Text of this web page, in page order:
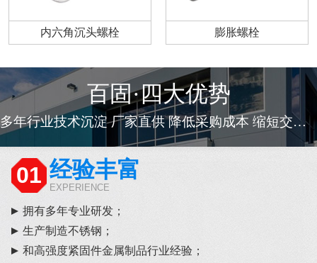
内六角沉头螺栓 膨胀螺栓
百固·四大优势
多年行业技术沉淀 厂家直供 降低采购成本 缩短交货周期
01 经验丰富
EXPERIENCE
拥有多年专业研发；
生产制造不锈钢；
和高强度紧固件金属制品行业经验；